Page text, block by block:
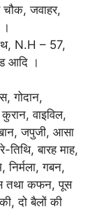
जवाहर,
N.H – 57,
आदि ।
गोदान,
वाइविल,
जपुजी, आसा
तिथि, बारह माह,
गबन,
तथा कफन, पूस
दो बैलों की